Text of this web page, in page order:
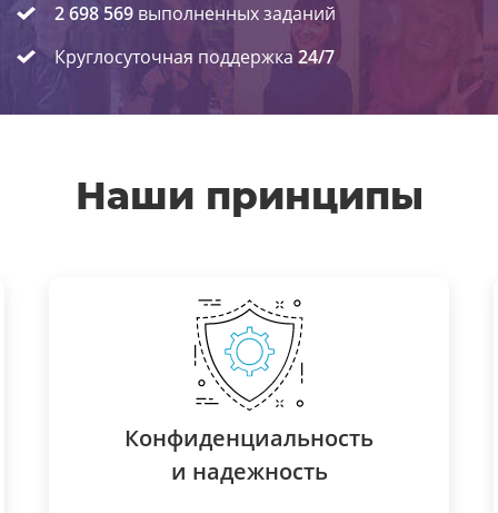
2 698 569 выполненных заданий
Круглосуточная поддержка 24/7
Наши принципы
Конфиденциальность
и надежность